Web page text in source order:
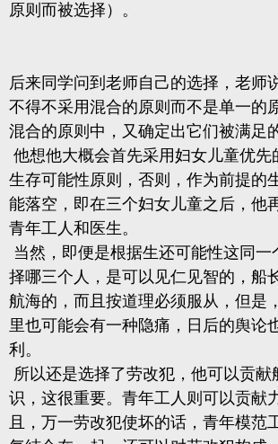
原则而被选择）。
后来同学问到老师自己的选择，老师
不得不采用混合的原则而不是单一的
混合的原则中，又确定出它们被满足
他想他大概会首先采用妇女儿童优先
生存可能性原则，否则，作为前提的
能落空，即在三个妇女儿童之后，他
青年工人和医生。
当然，即便是根据生还可能性这同一
择哪三个人，是可以见仁见智的，船
航海的，而且按道理必须服从，但是
里也可能会有一种隐痛，日后的舆论
利。
所以还是选择了劳改犯，他可以贡献
识，这很重要。青年工人则可以贡献
且，万一劳改犯使坏的话，青年模范